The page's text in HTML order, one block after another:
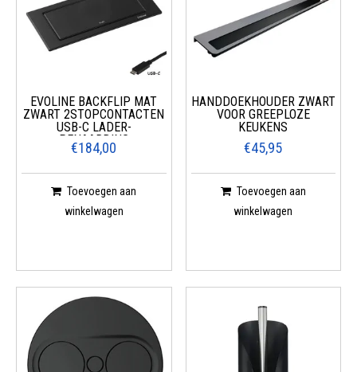
EVOLINE BACKFLIP MAT
ZWART 2STOPCONTACTEN
USB-C LADER-
PENAARDING
€184,00
Toevoegen aan
winkelwagen
HANDDOEKHOUDER ZWART
VOOR GREEPLOZE
KEUKENS
€45,95
Toevoegen aan
winkelwagen